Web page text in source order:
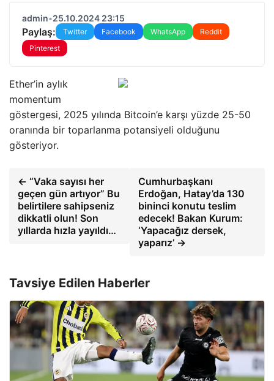
admin•25.10.2024 23:15
Paylaş: Twitter Facebook WhatsApp
Reddit
Pinterest
Ether’in aylık
momentum
göstergesi, 2025 yılında Bitcoin’e karşı yüzde 25-50
oranında bir toparlanma potansiyeli olduğunu
gösteriyor.
← “Vaka sayısı her
geçen gün artıyor” Bu
belirtilere sahipseniz
dikkatli olun! Son
yıllarda hızla yayıldı…
Cumhurbaşkanı
Erdoğan, Hatay’da 130
bininci konutu teslim
edecek! Bakan Kurum:
‘Yapacağız dersek,
yaparız’ →
Tavsiye Edilen Haberler